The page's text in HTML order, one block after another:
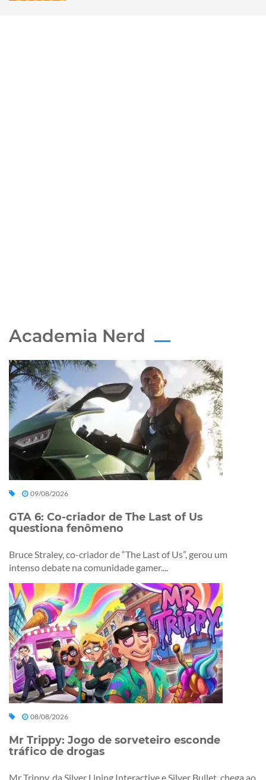
Academia Nerd
09/08/2026
GTA 6: Co-criador de The Last of Us
questiona fenômeno
Bruce Straley, co-criador de “The Last of Us”, gerou um
intenso debate na comunidade gamer....
08/08/2026
Mr Trippy: Jogo de sorveteiro esconde
tráfico de drogas
Mr Trippy, da Silver Lining Interactive e Silver Bullet, chega ao